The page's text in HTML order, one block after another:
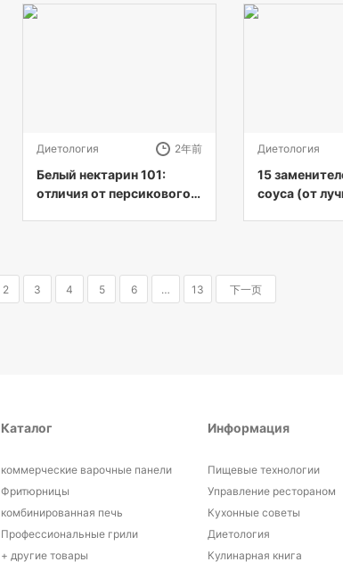
Диетология 2年前
Белый нектарин 101:
отличия от персикового
Диетология
15
соуса (от
2 3 4 5 6 … 13 下一页
Каталог
коммерческие варочные панели
Фритюрницы
комбинированная печь
Профессиональные грили
+ другие товары
Информация
Пищевые технологии
Управление рестораном
Кухонные советы
Диетология
Кулинарная книга